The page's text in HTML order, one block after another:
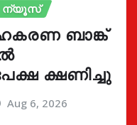
ന്യൂസ്
ബാങ്ക്
ക്ഷണിച്ചു
Aug 6, 2026